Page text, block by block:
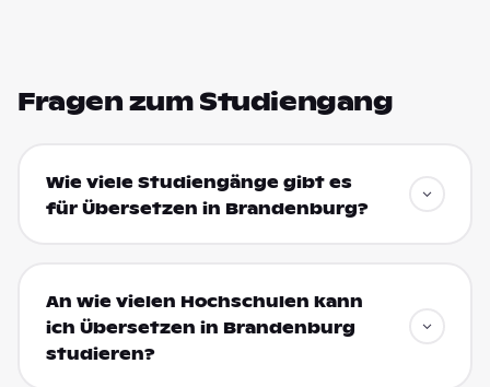
Fragen zum Studiengang
Wie viele Studiengänge gibt es
für Übersetzen in Brandenburg?
An wie vielen Hochschulen kann
ich Übersetzen in Brandenburg
studieren?